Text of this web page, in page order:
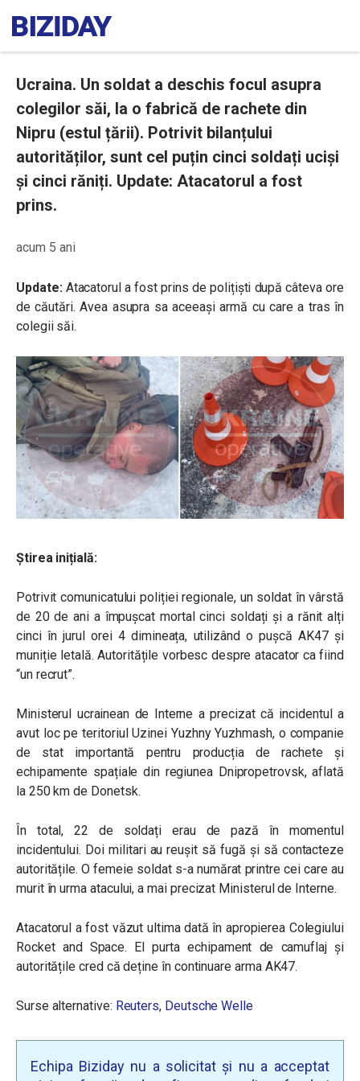
Ucraina. Un soldat a deschis focul asupra
colegilor săi, la o fabrică de rachete din
Nipru (estul țării). Potrivit bilanțului
autorităților, sunt cel puțin cinci soldați uciși
și cinci răniți. Update: Atacatorul a fost
prins.
acum 5 ani
Update:Atacatorul a fost prins de polițiști după câteva ore
de căutări. Avea asupra sa aceeași armă cu care a tras în
colegii săi.
Știrea inițială:
Potrivit comunicatului poliției regionale, un soldat în vârstă
de 20 de ani a împușcat mortal cinci soldați și a rănit alți
cinci în jurul orei 4 dimineața, utilizând o pușcă AK47 și
muniție letală. Autoritățile vorbesc despre atacator ca fiind
“un recrut”.
Ministerul ucrainean de Interne a precizat că incidentul a
avut loc pe teritoriul Uzinei Yuzhny Yuzhmash, o companie
de stat importantă pentru producția de rachete și
echipamente spațiale din regiunea Dnipropetrovsk, aflată
la 250 km de Donetsk.
În total, 22 de soldați erau de pază în momentul
incidentului. Doi militari au reușit să fugă și să contacteze
autoritățile. O femeie soldat s-a numărat printre cei care au
murit în urma atacului, a mai precizat Ministerul de Interne.
Atacatorul a fost văzut ultima dată în apropierea Colegiului
Rocket and Space. El purta echipament de camuflaj și
autoritățile cred că deține în continuare arma AK47.
Surse alternative: Reuters, Deutsche Welle
Echipa Biziday nu a solicitat și nu a acceptat